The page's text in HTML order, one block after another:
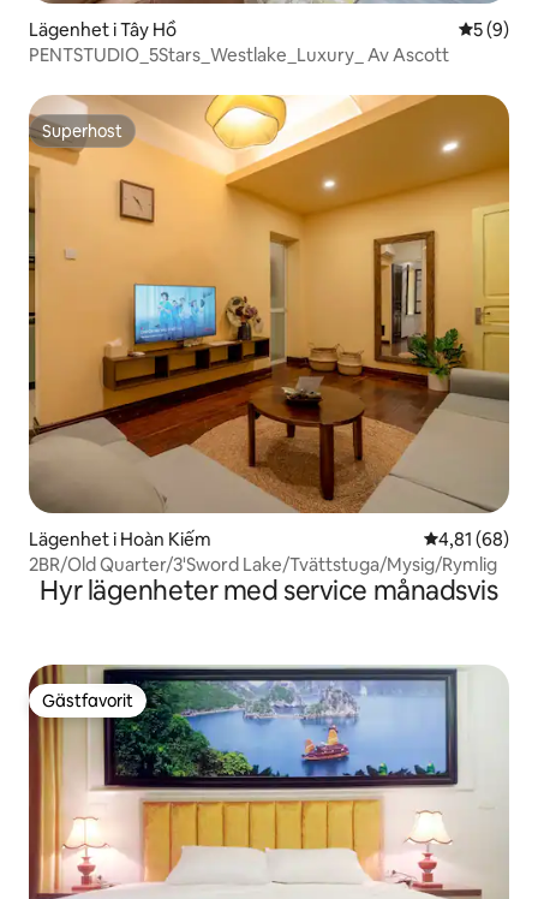
Lägenhet i Tây Hồ 5 av 5 i
5 (9)
PENTSTUDIO_5Stars_Westlake_Luxury_ Av Ascott
Superhost
Superhost
Lägenhet i Hoàn Kiếm 4,81 av 5 i
4,81 (68)
2BR/Old Quarter/3'Sword Lake/Tvättstuga/Mysig/Rymlig
Hyr lägenheter med service månadsvis
Gästfavorit
Gästfavorit